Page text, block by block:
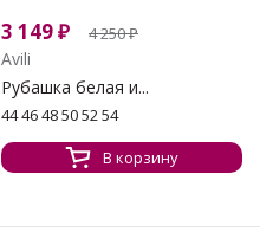
3 149₽ 4 250₽
Avili
Рубашка белая и...
44 46 48 50 52 54
В корзину